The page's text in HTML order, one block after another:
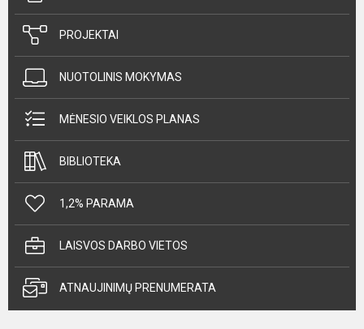
PROJEKTAI
NUOTOLINIS MOKYMAS
MĖNESIO VEIKLOS PLANAS
BIBLIOTEKA
1,2% PARAMA
LAISVOS DARBO VIETOS
ATNAUJINIMŲ PRENUMERATA